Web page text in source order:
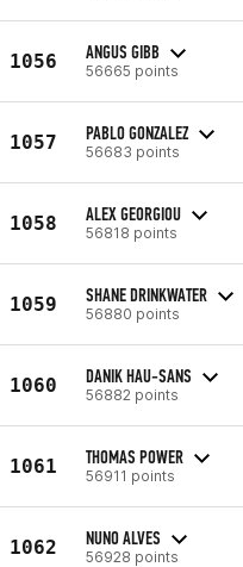
1056 ANGUS GIBB
56665 points
1057 PABLO GONZALEZ
56683 points
1058 ALEX GEORGIOU
56818 points
1059 SHANE DRINKWATER
56880 points
1060 DANIK HAU-SANS
56882 points
1061 THOMAS POWER
56911 points
1062 NUNO ALVES
56928 points